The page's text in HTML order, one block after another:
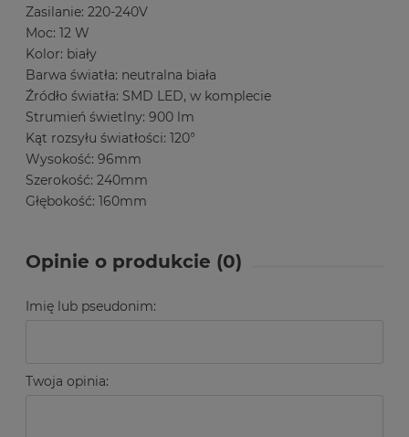
Zasilanie: 220-240V
Moc: 12 W
Kolor: biały
Barwa światła: neutralna biała
Źródło światła: SMD LED, w komplecie
Strumień świetlny: 900 lm
Kąt rozsyłu światłości: 120°
Wysokość: 96mm
Szerokość: 240mm
Głębokość: 160mm
Opinie o produkcie (0)
Imię lub pseudonim:
Twoja opinia: